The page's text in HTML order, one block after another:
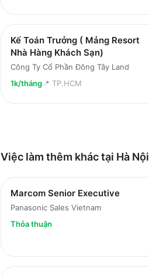
Kế Toán Trưởng ( Mảng Resort
Nhà Hàng Khách Sạn)
Công Ty Cổ Phần Đông Tây Land
1k/tháng📍 TP.HCM
Việc làm thêm khác tại Hà Nội
Marcom Senior Executive
Panasonic Sales Vietnam
Thỏa thuận